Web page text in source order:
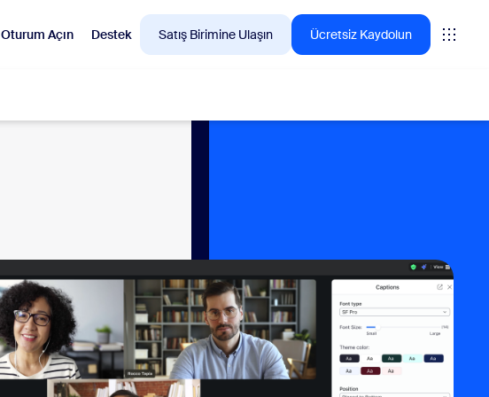
Oturum Açın Destek Satış Birimine Ulaşın Ücretsiz Kaydolun
Rooms
Canvas
Müşteri Deneyimi Analizleri